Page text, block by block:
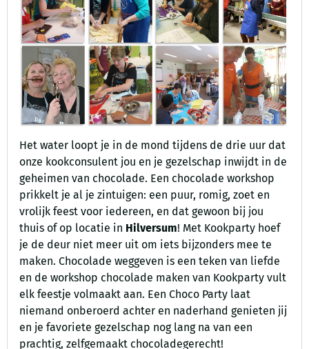
Het water loopt je in de mond tijdens de drie uur dat
onze kookconsulent jou en je gezelschap inwijdt in de
geheimen van chocolade. Een chocolade workshop
prikkelt je al je zintuigen: een puur, romig, zoet en
vrolijk feest voor iedereen, en dat gewoon bij jou
thuis of op locatie in Hilversum! Met Kookparty hoef
je de deur niet meer uit om iets bijzonders mee te
maken. Chocolade weggeven is een teken van liefde
en de workshop chocolade maken van Kookparty vult
elk feestje volmaakt aan. Een Choco Party laat
niemand onberoerd achter en naderhand genieten jij
en je favoriete gezelschap nog lang na van een
prachtig, zelfgemaakt chocoladegerecht!